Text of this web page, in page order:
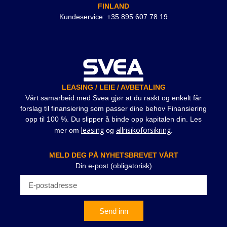
FINLAND
Kundeservice: +35 895 607 78 19
LEASING / LEIE / AVBETALING
Vårt samarbeid med Svea gjør at du raskt og enkelt får
forslag til finansiering som passer dine behov Finansiering
opp til 100 %. Du slipper å binde opp kapitalen din. Les
mer om leasingog allrisikoforsikring.
MELD DEG PÅ NYHETSBREVET VÅRT
Din e-post (obligatorisk)
Send inn